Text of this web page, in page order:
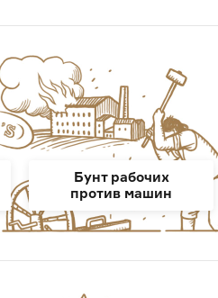
Бунт рабочих
против машин